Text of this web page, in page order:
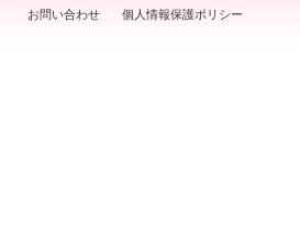
お問い合わせ 個人情報保護ポリシー